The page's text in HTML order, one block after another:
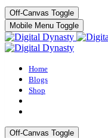
Off-Canvas Toggle
Mobile Menu Toggle
Home
Blogs
Shop
Off-Canvas Toggle